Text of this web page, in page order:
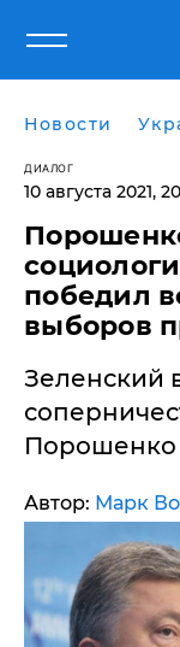
Новости
ДИАЛОГ
10 августа 2021,
победил
выборов
Зеленский
Порошенко
Автор: Марк